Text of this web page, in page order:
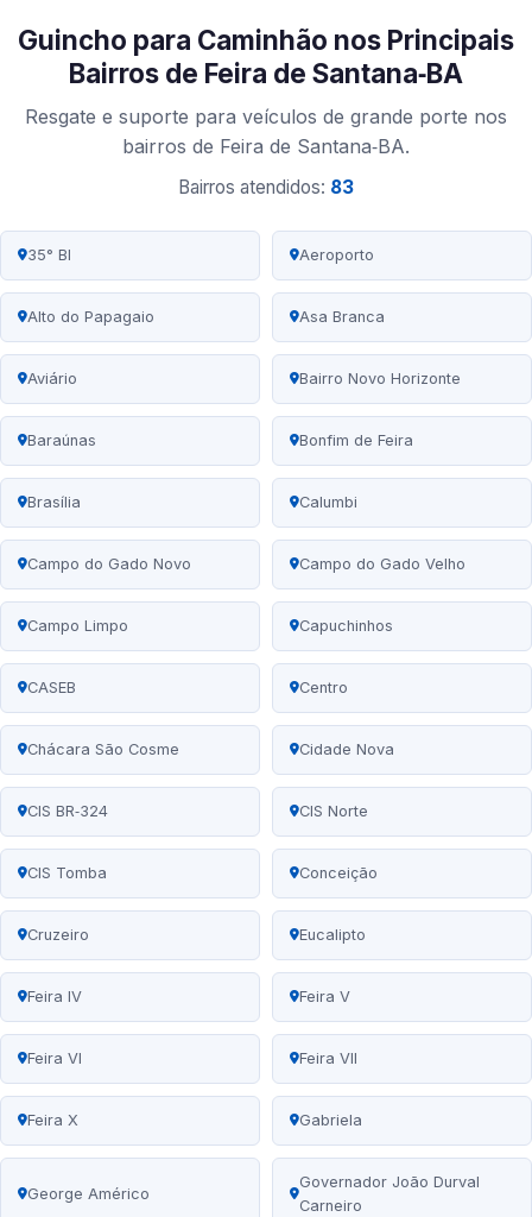
Guincho para Caminhão nos Principais
Bairros de Feira de Santana‑BA
Resgate e suporte para veículos de grande porte nos
bairros de Feira de Santana‑BA.
Bairros atendidos: 83
35° BI Aeroporto
Alto do Papagaio Asa Branca
Aviário Bairro Novo Horizonte
Baraúnas Bonfim de Feira
Brasília Calumbi
Campo do Gado Novo Campo do Gado Velho
Campo Limpo Capuchinhos
CASEB Centro
Chácara São Cosme Cidade Nova
CIS BR‑324 CIS Norte
CIS Tomba Conceição
Cruzeiro Eucalipto
Feira IV Feira V
Feira VI Feira VII
Feira X Gabriela
George Américo
Governador João Durval
Carneiro